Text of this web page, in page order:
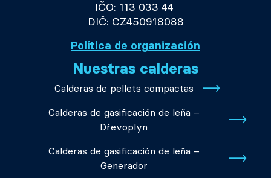
IČO: 113 033 44
DIČ: CZ450918088
Política de organización
Nuestras calderas
Calderas de pellets compactas
Calderas de gasificación de leña –
Dřevoplyn
Calderas de gasificación de leña –
Generador